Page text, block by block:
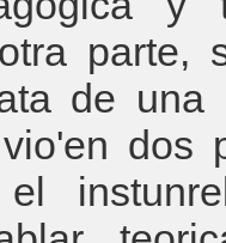
parte,
de una
dos